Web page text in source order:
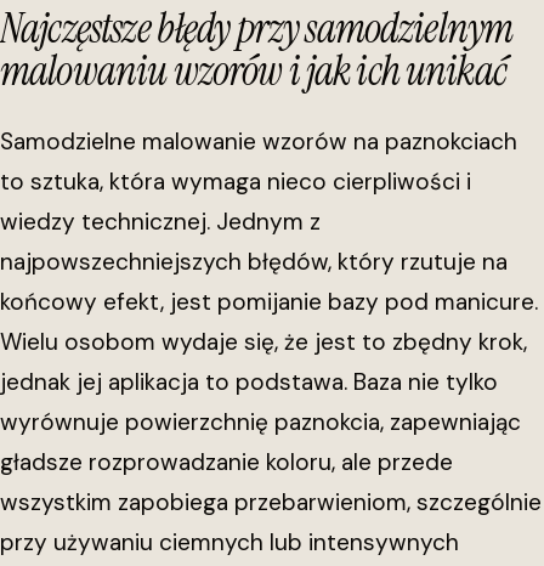
Najczęstsze błędy przy samodzielnym
malowaniu wzorów i jak ich unikać
Samodzielne malowanie wzorów na paznokciach
to sztuka, która wymaga nieco cierpliwości i
wiedzy technicznej. Jednym z
najpowszechniejszych błędów, który rzutuje na
końcowy efekt, jest pomijanie bazy pod manicure.
Wielu osobom wydaje się, że jest to zbędny krok,
jednak jej aplikacja to podstawa. Baza nie tylko
wyrównuje powierzchnię paznokcia, zapewniając
gładsze rozprowadzanie koloru, ale przede
wszystkim zapobiega przebarwieniom, szczególnie
przy używaniu ciemnych lub intensywnych